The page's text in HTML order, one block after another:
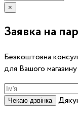
×
Заявка на
Безкоштовна
для Вашого магазину
Чекаю дзвінка